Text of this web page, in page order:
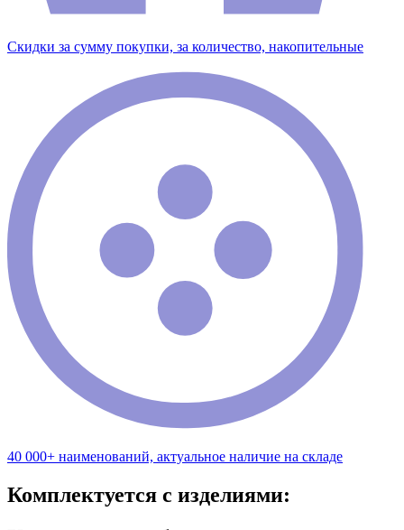
Скидки за сумму покупки, за количество, накопительные
40 000+ наименований, актуальное наличие на складе
Комплектуется с изделиями: